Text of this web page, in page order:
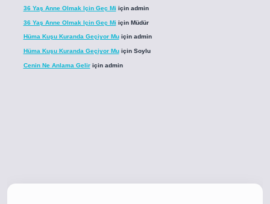
36 Yaş Anne Olmak Için Geç Mi için admin
36 Yaş Anne Olmak Için Geç Mi için Müdür
Hüma Kuşu Kuranda Geçiyor Muiçin admin
Hüma Kuşu Kuranda Geçiyor Muiçin Soylu
Cenin Ne Anlama Geliriçin admin